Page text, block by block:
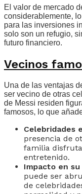
El valor de mercado
considerablemente,
para las inversiones
solo son un refugio,
futuro financiero.
Vecinos
Una de las ventajas
ser vecino de otras
de Messi residen
famosos, lo que
Celebridades
presencia de
familia
entretenido.
Impacto en
puede ser
de